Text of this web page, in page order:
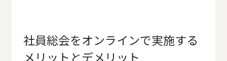
社員総会をオンラインで実施する
メリットとデメリット